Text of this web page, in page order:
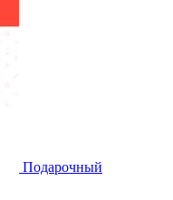
Подарочный